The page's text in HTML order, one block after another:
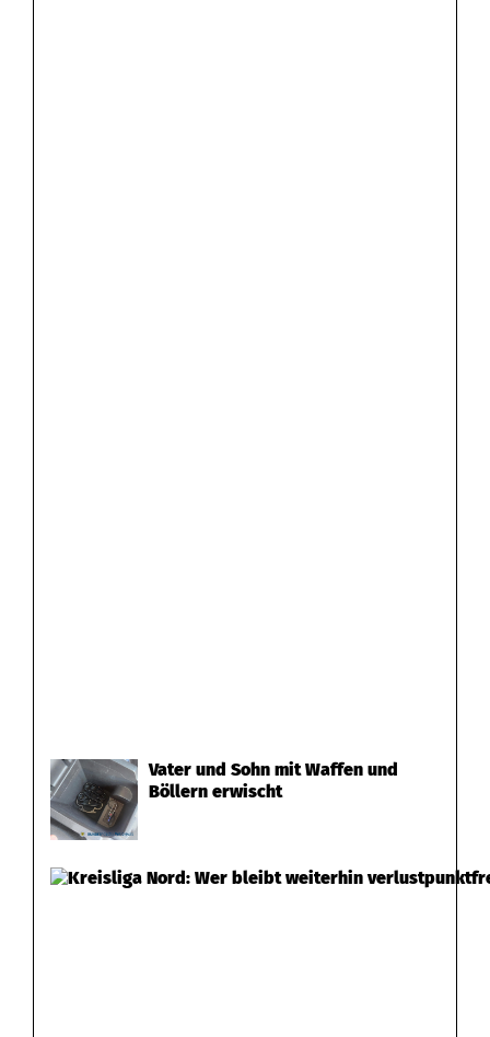
Vater und Sohn mit Waffen und
Böllern erwischt